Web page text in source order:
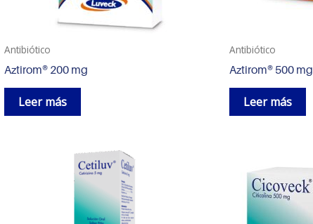
Antibiótico
Aztirom® 200 mg
Leer más
Antibiótico
Aztirom® 500 mg
Leer más